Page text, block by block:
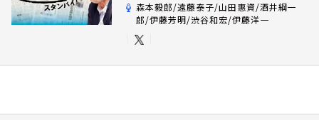
森本毅郎/遠藤泰子/山田惠資/酒井綱一
郎/伊藤芳明/渋谷和宏/伊藤洋一